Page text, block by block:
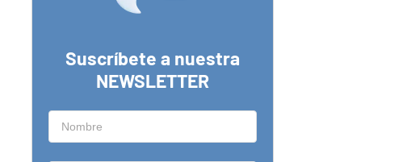
Suscríbete a nuestra
NEWSLETTER